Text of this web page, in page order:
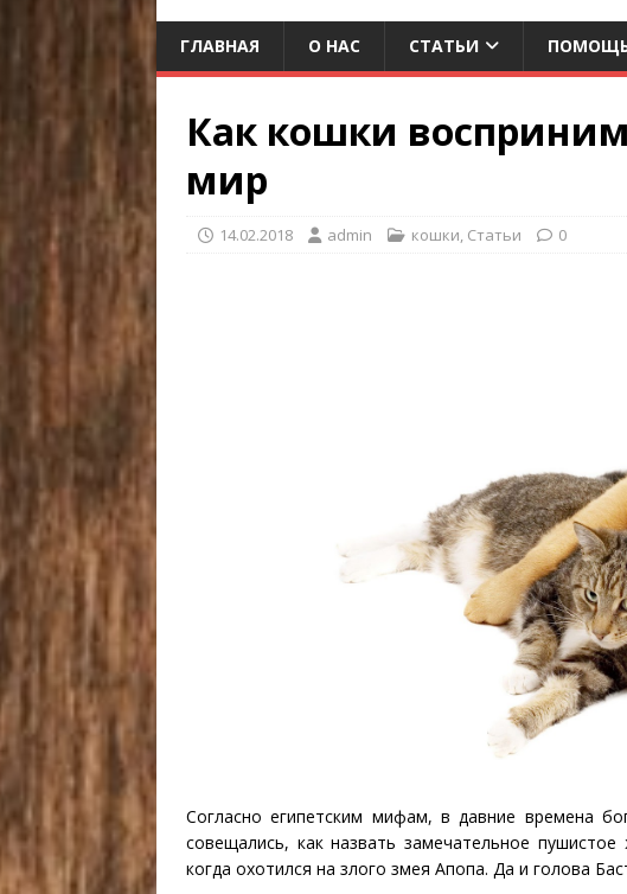
ГЛАВНАЯ О НАС СТАТЬИ
Как кошки
мир
14.02.2018 admin кошки, Статьи 0
Согласно египетским мифам, в давние времена
совещались, как назвать замечательное
когда охотился на злого змея Апопа. Да и голова